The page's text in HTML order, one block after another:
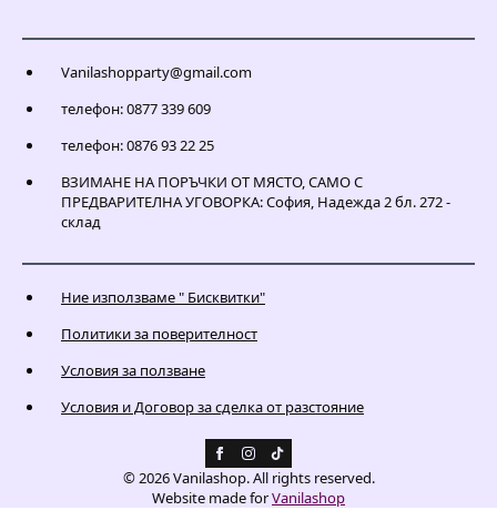
Vanilashopparty@gmail.com
телефон: 0877 339 609
телефон: 0876 93 22 25
ВЗИМАНЕ НА ПОРЪЧКИ ОТ МЯСТО, САМО С
ПРЕДВАРИТЕЛНА УГОВОРКА: София, Надежда 2 бл. 272 -
склад
Ние използваме " Бисквитки"
Политики за поверителност
Условия за ползване
Условия и Договор за сделка от разстояние
© 2026 Vanilashop. All rights reserved.
Website made forVanilashop